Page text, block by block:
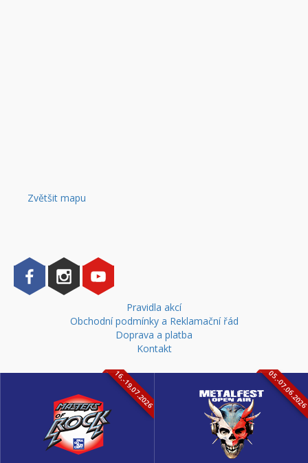
Zvětšit mapu
Pravidla akcí
Obchodní podmínky a Reklamační řád
Doprava a platba
Kontakt
16.-19.07.2026 05.-